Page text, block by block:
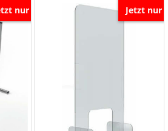
nur Jetzt nur